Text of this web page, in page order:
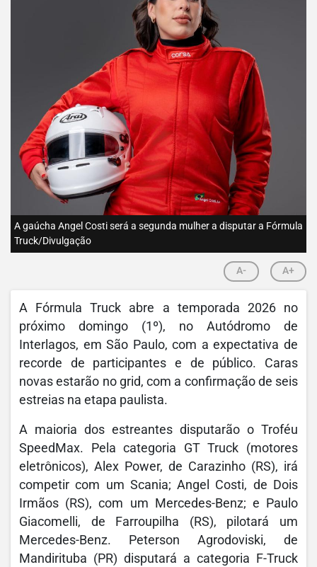
A gaúcha Angel Costi será a segunda mulher a disputar a Fórmula
Truck/Divulgação
A- A+
A Fórmula Truck abre a temporada 2026 no
próximo domingo (1º), no Autódromo de
Interlagos, em São Paulo, com a expectativa de
recorde de participantes e de público. Caras
novas estarão no grid, com a confirmação de seis
estreias na etapa paulista.
A maioria dos estreantes disputarão o Troféu
SpeedMax. Pela categoria GT Truck (motores
eletrônicos), Alex Power, de Carazinho (RS), irá
competir com um Scania; Angel Costi, de Dois
Irmãos (RS), com um Mercedes-Benz; e Paulo
Giacomelli, de Farroupilha (RS), pilotará um
Mercedes-Benz. Peterson Agrodoviski, de
Mandirituba (PR) disputará a categoria F-Truck